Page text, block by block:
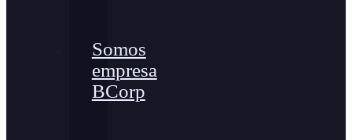
Somos
empresa
BCorp